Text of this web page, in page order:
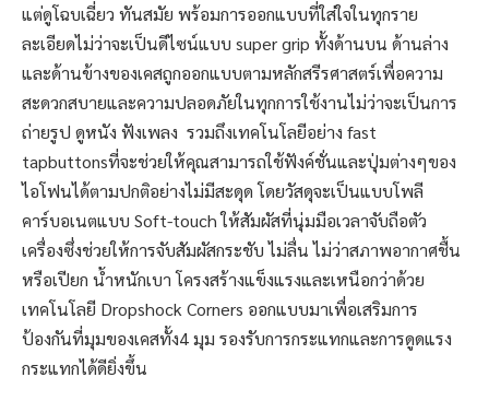
แต่ดูโฉบเฉี่ยว ทันสมัย พร้อมการออกแบบที่ใส่ใจในทุกราย
ละเอียดไม่ว่าจะเป็นดีไซน์แบบ super grip ทั้งด้านบน ด้านล่าง
และด้านข้างของเคสถูกออกแบบตามหลักสรีรศาสตร์เพื่อความ
สะดวกสบายและความปลอดภัยในทุกการใช้งานไม่ว่าจะเป็นการ
ถ่ายรูป ดูหนัง ฟังเพลง รวมถึงเทคโนโลยีอย่าง fast
tapbuttonsที่จะช่วยให้คุณสามารถใช้ฟังค์ชั่นและปุ่มต่างๆของ
ไอโฟนได้ตามปกติอย่างไม่มีสะดุด โดยวัสดุจะเป็นแบบโพลี
คาร์บอเนตแบบ Soft-touch ให้สัมผัสที่นุ่มมือเวลาจับถือตัว
เครื่องซึ่งช่วยให้การจับสัมผัสกระชับ ไม่ลื่น ไม่ว่าสภาพอากาศชื้น
หรือเปียก น้ำหนักเบา โครงสร้างแข็งแรงและเหนือกว่าด้วย
เทคโนโลยี Dropshock Corners ออกแบบมาเพื่อเสริมการ
ป้องกันที่มุมของเคสทั้ง4 มุม รองรับการกระแทกและการดูดแรง
กระแทกได้ดียิ่งขึ้น